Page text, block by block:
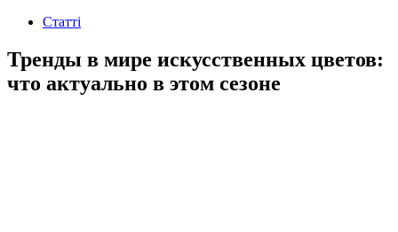
Статті
Тренды в мире искусственных цветов:
что актуально в этом сезоне